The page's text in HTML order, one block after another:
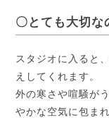
〇とても大切な
スタジオに入ると
えしてくれます。
外の寒さや喧騒が
やかな空気に包ま